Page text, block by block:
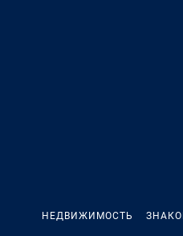
НЕДВИЖИМОСТЬ